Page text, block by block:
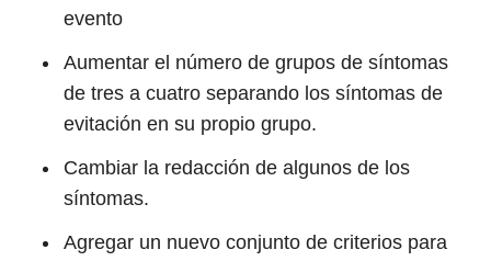
evento
Aumentar el número de grupos de síntomas
de tres a cuatro separando los síntomas de
evitación en su propio grupo.
Cambiar la redacción de algunos de los
síntomas.
Agregar un nuevo conjunto de criterios para